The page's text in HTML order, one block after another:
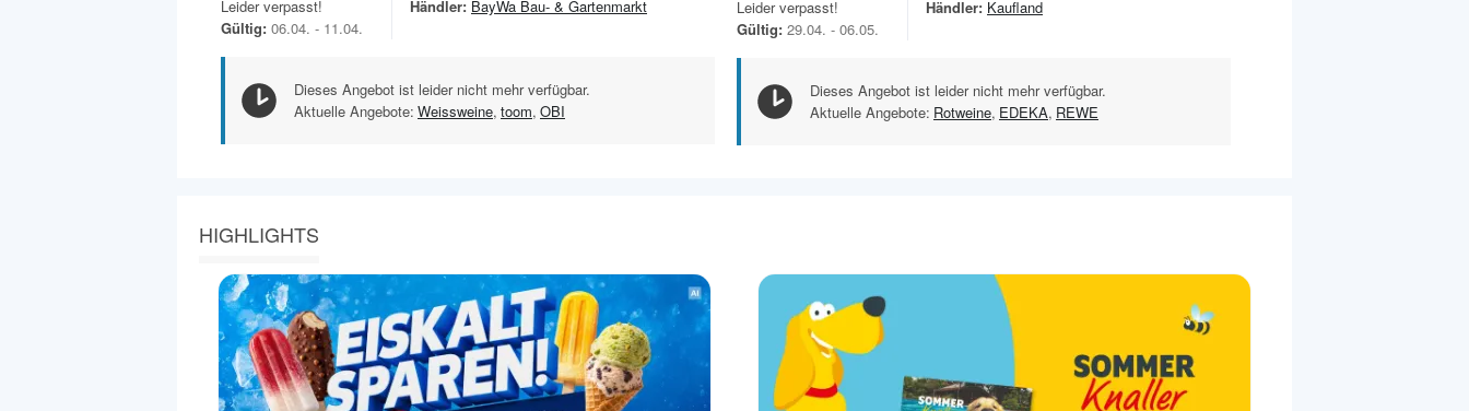
Leider verpasst!
Gültig: 06.04. - 11.04.
Händler: BayWa Bau- & Gartenmarkt
Dieses Angebot ist leider nicht mehr verfügbar.
Aktuelle Angebote: Weissweine, toom, OBI
Leider verpasst!
Gültig: 29.04. - 06.05.
Händler: Kaufland
Dieses Angebot ist leider nicht mehr verfügbar.
Aktuelle Angebote: Rotweine, EDEKA, REWE
HIGHLIGHTS